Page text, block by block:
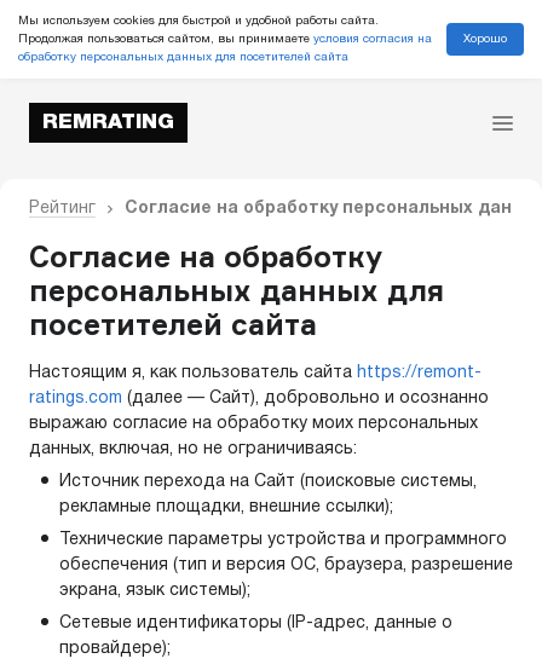
Мы используем cookies для быстрой и удобной работы сайта.
Продолжая пользоваться сайтом, вы принимаете условия согласия на
обработку персональных данных для посетителей сайта
Хорошо
REMRATING
Рейтинг Согласие на обработку персональных
Согласие на обработку
персональных данных для
посетителей сайта
Настоящим я, как пользователь сайта https://remont-
ratings.com (далее — Сайт), добровольно и осознанно
выражаю согласие на обработку моих персональных
данных, включая, но не ограничиваясь:
Источник перехода на Сайт (поисковые системы,
рекламные площадки, внешние ссылки);
Технические параметры устройства и программного
обеспечения (тип и версия ОС, браузера, разрешение
экрана, язык системы);
Сетевые идентификаторы (IP-адрес, данные о
провайдере);